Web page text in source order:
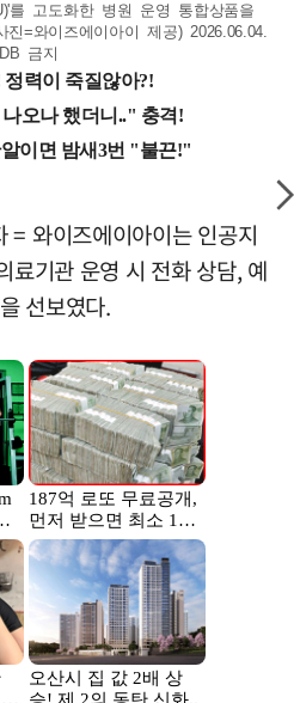
를 고도화한 병원 운영 통합상품을
=와이즈에이아이 제공) 2026.06.04.
금지
= 와이즈에이아이는 인공지
료기관 운영 시 전화 상담, 예
선보였다.